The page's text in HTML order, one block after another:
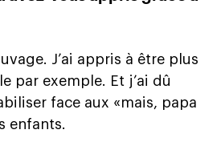
J’ai appris à être plus
par exemple. Et j’ai dû
face aux «mais, papa
enfants.